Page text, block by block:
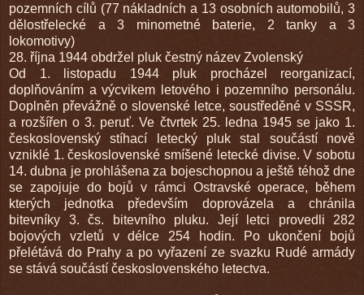
pozemních cílů (77 nákladních a 13 osobních automobilů, 3
dělostřelecké a 3 minometné baterie, 2 tanky a 3
lokomotivy)
28. října 1944 obdržel pluk čestný název Zvolenský
Od 1. listopadu 1944 pluk procházel reorganizací,
doplňováním a výcvikem letového i pozemního personálu.
Doplněn převážně o slovenské letce, soustředěné v SSSR,
a rozšířen o 3. peruť. Ve čtvrtek 25. ledna 1945 se jako 1.
československý stíhací letecký pluk stal součástí nově
vzniklé 1. československé smíšené letecké divise. V sobotu
14. dubna je prohlášena za bojeschopnou a ještě téhož dne
se zapojuje do bojů v rámci Ostravské operace, během
kterých jednotka především doprovázela a chránila
bitevníky 3. čs. bitevního pluku. Její letci provedli 282
bojových vzletů v délce 254 hodin. Po ukončení bojů
přelétává do Prahy a po vyřazení ze svazku Rudé armády
se stává součástí československého letectva.